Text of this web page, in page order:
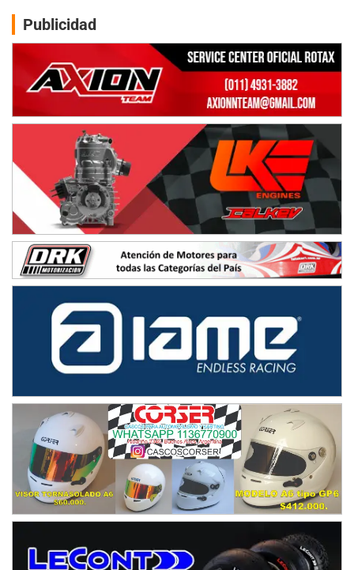
Ciudad de Avellaneda (Asfalto)
SUR SANTAFESINO - F4
José Samuel Sánchez (Tierra)
Rufino (Santa Fe)
TUCUMANO - F5
Juan Navarro (Asfalto)
El Timbó (Tucumán)
COBERTURA ESPECIAL DE E-KART.COM.AR
08/09-AGO
IAME SERIES ARGENTINA 6
Ramiro Tot (Asfalto)
Baradero (Buenos Aires)
Ciudad de Trenque Lauquen (Asfalto)
Trenque Lauquen (Buenos Aires)
ENTRERRIANO - F6 (POSTERGADA)
Parque de la Velocidad (Asfalto)
VICTORIENSE - F7
El Cerro (Tierra)
Victoria (Entre Ríos)
PATAGONICO - F6
Moto Club Reginense (Tierra)
Gral. E. Godoy (Río Negro)
Juventud Unida (Tierra)
Humboldt (Santa Fe)
Publicidad